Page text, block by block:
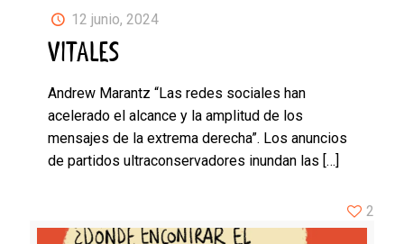
12 junio, 2024
VITALES
Andrew Marantz “Las redes sociales han
acelerado el alcance y la amplitud de los
mensajes de la extrema derecha”. Los anuncios
de partidos ultraconservadores inundan las […]
2